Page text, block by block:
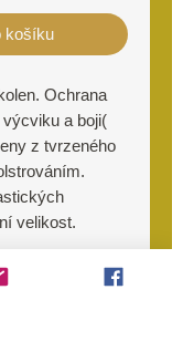
košíku
Ochrana
a boji(
z tvrzeného
velikost.